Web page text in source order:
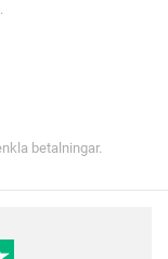
betalningar.